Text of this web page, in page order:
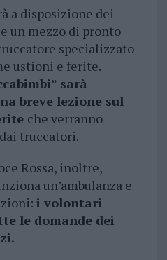
a disposizione dei
un mezzo di pronto
specializzato
ustioni e ferite.
sarà
breve lezione sul
che verranno
truccatori.
Rossa, inoltre,
un’ambulanza e
i volontari
le domande dei